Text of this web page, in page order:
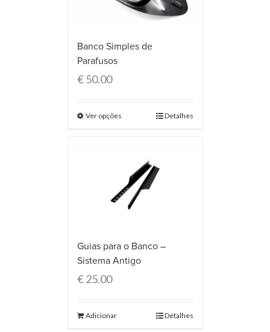
Banco Simples de
Parafusos
€50.00
Ver opções Detalhes
Guias para o Banco –
Sistema Antigo
€25.00
Adicionar Detalhes